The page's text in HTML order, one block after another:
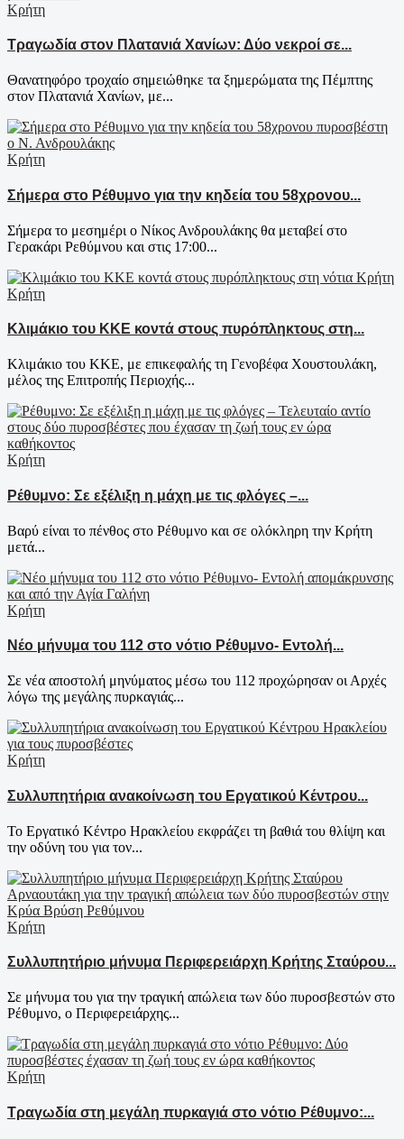
Κρήτη
Τραγωδία στον Πλατανιά Χανίων: Δύο νεκροί σε...
Θανατηφόρο τροχαίο σημειώθηκε τα ξημερώματα της Πέμπτης
στον Πλατανιά Χανίων, με...
Κρήτη
Σήμερα στο Ρέθυμνο για την κηδεία του 58χρονου...
Σήμερα το μεσημέρι ο Νίκος Ανδρουλάκης θα μεταβεί στο
Γερακάρι Ρεθύμνου και στις 17:00...
Κρήτη
Κλιμάκιο του ΚΚΕ κοντά στους πυρόπληκτους στη...
Κλιμάκιο του ΚΚΕ, με επικεφαλής τη Γενοβέφα Χουστουλάκη,
μέλος της Επιτροπής Περιοχής...
Κρήτη
Ρέθυμνο: Σε εξέλιξη η μάχη με τις φλόγες –...
Βαρύ είναι το πένθος στο Ρέθυμνο και σε ολόκληρη την Κρήτη
μετά...
Κρήτη
Νέο μήνυμα του 112 στο νότιο Ρέθυμνο- Εντολή...
Σε νέα αποστολή μηνύματος μέσω του 112 προχώρησαν οι Αρχές
λόγω της μεγάλης πυρκαγιάς...
Κρήτη
Συλλυπητήρια ανακοίνωση του Εργατικού Κέντρου...
Το Εργατικό Κέντρο Ηρακλείου εκφράζει τη βαθιά του θλίψη και
την οδύνη του για τον...
Κρήτη
Συλλυπητήριο μήνυμα Περιφερειάρχη Κρήτης Σταύρου...
Σε μήνυμα του για την τραγική απώλεια των δύο πυροσβεστών στο
Ρέθυμνο, ο Περιφερειάρχης...
Κρήτη
Τραγωδία στη μεγάλη πυρκαγιά στο νότιο Ρέθυμνο:...